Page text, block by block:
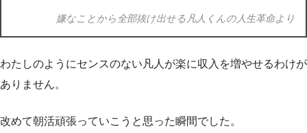
嫌なことから全部抜け出せる凡人くんの人生革命より
わたしのようにセンスのない凡人が楽に収入を増やせるわけが
ありません。
改めて朝活頑張っていこうと思った瞬間でした。